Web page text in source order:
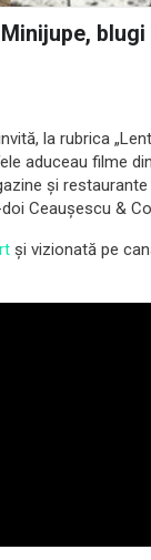
la rubrica
aduceau filme
și
Ceaușescu &
și vizionată pe